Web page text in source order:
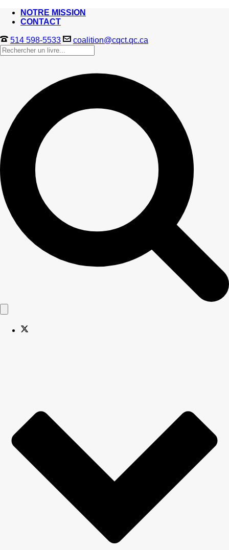
NOTRE MISSION
CONTACT
514 598-5533 coalition@cqct.qc.ca